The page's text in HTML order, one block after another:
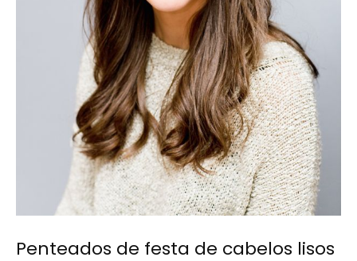
Penteados de festa de cabelos lisos